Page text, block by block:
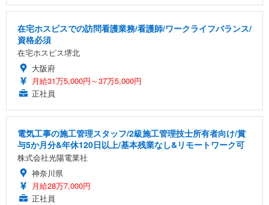
在宅ホスピスでの訪問看護業務/看護師/ワークライフバランス/
資格必須
在宅ホスピス堺北
大阪府
月給31万5,000円～37万5,000円
正社員
電気工事の施工管理スタッフ/2級施工管理技士所有者向け/賞
与5か月分&年休120日以上/基本残業なし&リモートワーク可
株式会社光陽電業社
神奈川県
月給28万7,000円
正社員